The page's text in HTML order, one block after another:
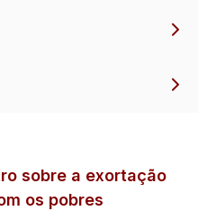
sobre a exortação
os pobres